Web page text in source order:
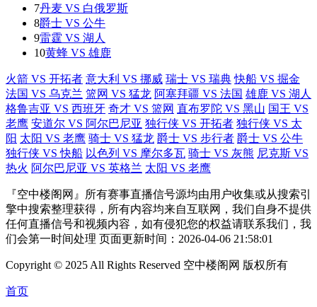
7丹麦 VS 白俄罗斯
8爵士 VS 公牛
9雷霆 VS 湖人
10黄蜂 VS 雄鹿
火箭 VS 开拓者 意大利 VS 挪威 瑞士 VS 瑞典 快船 VS 掘金
法国 VS 乌克兰 篮网 VS 猛龙 阿塞拜疆 VS 法国 雄鹿 VS 湖人
格鲁吉亚 VS 西班牙 奇才 VS 篮网 直布罗陀 VS 黑山 国王 VS
老鹰 安道尔 VS 阿尔巴尼亚 独行侠 VS 开拓者 独行侠 VS 太
阳 太阳 VS 老鹰 骑士 VS 猛龙 爵士 VS 步行者 爵士 VS 公牛
独行侠 VS 快船 以色列 VS 摩尔多瓦 骑士 VS 灰熊 尼克斯 VS
热火 阿尔巴尼亚 VS 英格兰 太阳 VS 老鹰
『空中楼阁网』所有赛事直播信号源均由用户收集或从搜索引
擎中搜索整理获得，所有内容均来自互联网，我们自身不提供
任何直播信号和视频内容，如有侵犯您的权益请联系我们，我
们会第一时间处理 页面更新时间：2026-04-06 21:58:01
Copyright © 2025 All Rights Reserved 空中楼阁网 版权所有
首页